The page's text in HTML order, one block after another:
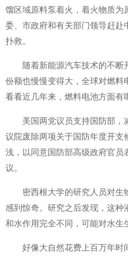
馏区域原料泵着火，着火物质
委、市政府和有关部门领导赶赴
扑救。
随着新能源汽车技术的不断
份额也慢慢变得大，全球对燃
看看近几年来，燃料电池方面有
美国两党议员支持国防部，
议院废除两项关于国防年度开支
浅，以同意国防部高级政府官员
议。
密西根大学的研究人员对生
感到惊奇。研究之后发现，这
和水作用完全不同，可能对水生
好像大自然花费上百万年时